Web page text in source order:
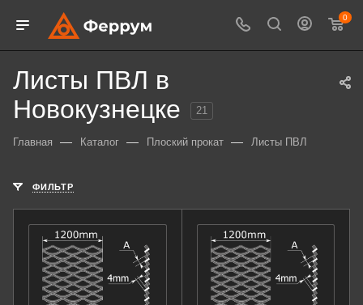
0
Листы ПВЛ в
Новокузнецке
21
Главная — Каталог — Плоский прокат — Листы ПВЛ
ФИЛЬТР